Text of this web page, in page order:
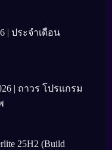
| ประจำเดือน
| ถาวร โปรแกรม
25H2 (Build